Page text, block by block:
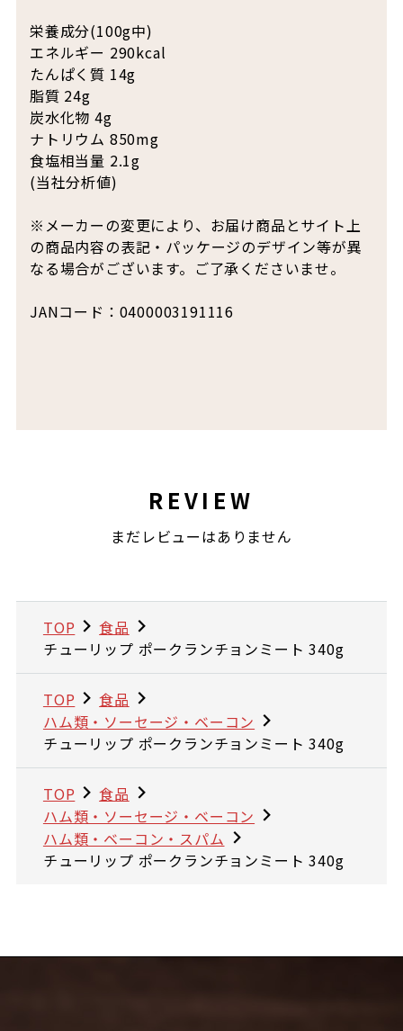
栄養成分(100g中)
エネルギー 290kcal
たんぱく質 14g
脂質 24g
炭水化物 4g
ナトリウム 850mg
食塩相当量 2.1g
(当社分析値)
※メーカーの変更により、お届け商品とサイト上
の商品内容の表記・パッケージのデザイン等が異
なる場合がございます。ご了承くださいませ。
JANコード：0400003191116
REVIEW
まだレビューはありません
TOP
食品
チューリップ ポークランチョンミート 340g
TOP
食品
ハム類・ソーセージ・ベーコン
チューリップ ポークランチョンミート 340g
TOP
食品
ハム類・ソーセージ・ベーコン
ハム類・ベーコン・スパム
チューリップ ポークランチョンミート 340g